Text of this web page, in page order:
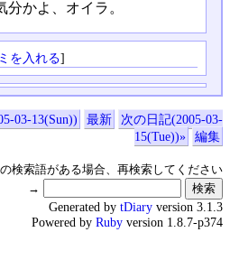
分かよ、オイラ。
を入れる]
03-13(Sun)) 最新
次の日記(2005-03-
15(Tue))»
編集
検索語がある場合、再検索してください
→
Generated by tDiary version 3.1.3
Powered by Ruby version 1.8.7-p374